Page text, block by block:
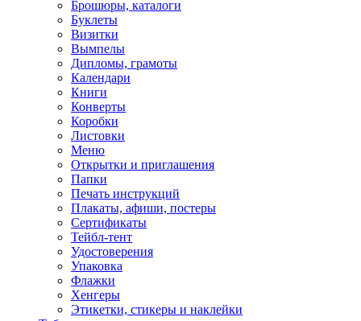
Брошюры, каталоги
Буклеты
Визитки
Вымпелы
Дипломы, грамоты
Календари
Книги
Конверты
Коробки
Листовки
Меню
Открытки и приглашения
Папки
Печать инструкций
Плакаты, афиши, постеры
Сертификаты
Тейбл-тент
Удостоверения
Упаковка
Флажки
Хенгеры
Этикетки, стикеры и наклейки